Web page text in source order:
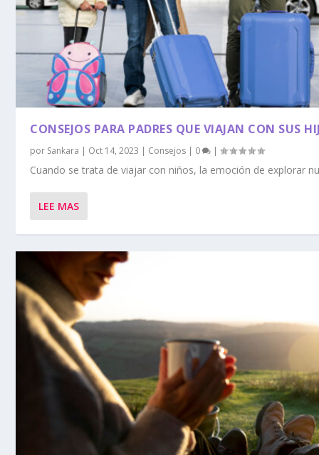
CONSEJOS PARA PADRES QUE VIAJAN CON SUS
por Sankara | Oct 14, 2023 | Consejos | 0 |
Cuando se trata de viajar con niños, la emoción de explorar
LEE MAS